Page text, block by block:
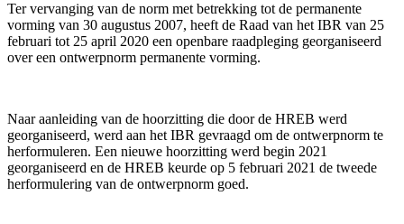
Ter vervanging van de norm met betrekking tot de permanente
vorming van 30 augustus 2007, heeft de Raad van het IBR van 25
februari tot 25 april 2020 een openbare raadpleging georganiseerd
over een ontwerpnorm permanente vorming.
Naar aanleiding van de hoorzitting die door de HREB werd
georganiseerd, werd aan het IBR gevraagd om de ontwerpnorm te
herformuleren. Een nieuwe hoorzitting werd begin 2021
georganiseerd en de HREB keurde op 5 februari 2021 de tweede
herformulering van de ontwerpnorm goed.